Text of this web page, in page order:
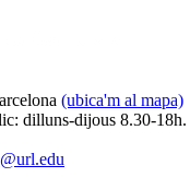
(ubica'm al mapa)
dilluns-dijous 8.30-18h.